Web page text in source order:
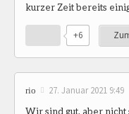
kurzer Zeit bereits
+6
rio 27. Januar 2021 9:49
Wir sind gut, aber nicht